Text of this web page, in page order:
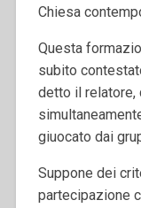
Chiesa
Questa
subito
detto il relatore,
giuocato dai
Suppone dei
partecipazione